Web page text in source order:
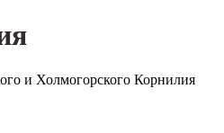
и Холмогорского Корнилия